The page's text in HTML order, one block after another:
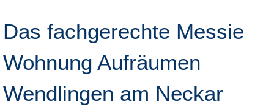
Das fachgerechte Messie
Wohnung Aufräumen
Wendlingen am Neckar